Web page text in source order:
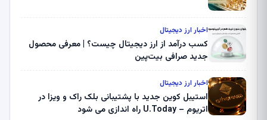
اخبار ارز دیجیتال
کسب درآمد از ارز دیجیتال چیست؟ | معرفی محصول
جدید صرافی بیت‌پین
اخبار ارز دیجیتال
استیبل کوین جدید با پشتیبانی بلک راک و ویزا در
اتریوم – U.Today راه اندازی می شود